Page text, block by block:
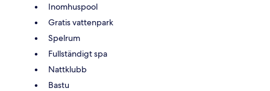
Inomhuspool
Gratis vattenpark
Spelrum
Fullständigt spa
Nattklubb
Bastu